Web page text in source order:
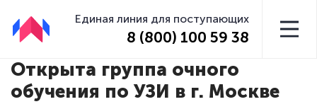
Единая линия для поступающих
8 (800) 100 59 38
Открыта группа очного
обучения по УЗИ в г. Москве